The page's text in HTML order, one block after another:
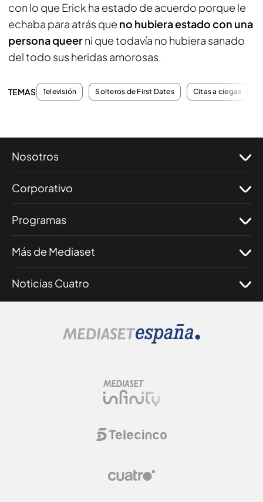
con lo que Erick ha estado de acuerdo porque le
echaba para atrás que no hubiera estado con una
persona queerni que todavía no hubiera sanado
del todo sus heridas amorosas.
TEMAS Televisión Solteros de First Dates Citas a ciegas
Nosotros
Corporativo
Programas
Más de Mediaset
Noticias Cuatro